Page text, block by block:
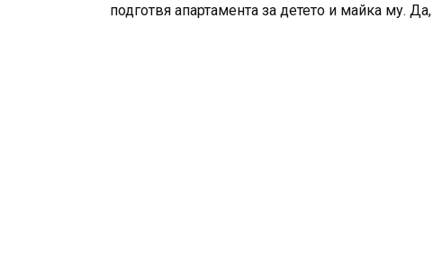
подготвя апартамента за детето и майка му.